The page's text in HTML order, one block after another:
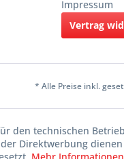
Impressum
Vertrag
* Alle Preise inkl.
den technischen
Direktwerbung